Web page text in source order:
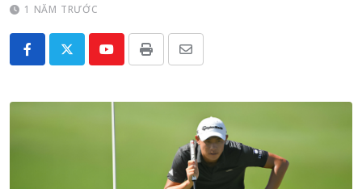
1 NĂM TRƯỚC
YoutubePrint
Share
Email